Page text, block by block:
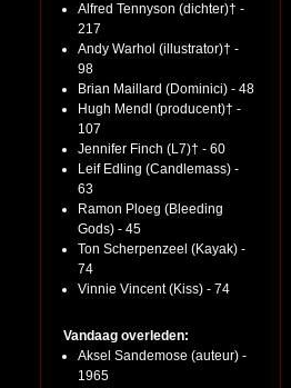
Alfred Tennyson (dichter)† -
217
Andy Warhol (illustrator)† -
98
Brian Maillard (Dominici) - 48
Hugh Mendl (producent)† -
107
Jennifer Finch (L7)† - 60
Leif Edling (Candlemass) -
63
Ramon Ploeg (Bleeding
Gods) - 45
Ton Scherpenzeel (Kayak) -
74
Vinnie Vincent (Kiss) - 74
Vandaag overleden:
Aksel Sandemose (auteur) -
1965